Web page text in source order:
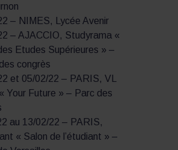
– NIMES, Lycée Avenir
– AJACCIO, Studyrama «
Etudes Supérieures » –
congrès
et 05/02/22 – PARIS, VL
Your Future » – Parc des
au 13/02/22 – PARIS,
« Salon de l’étudiant » –